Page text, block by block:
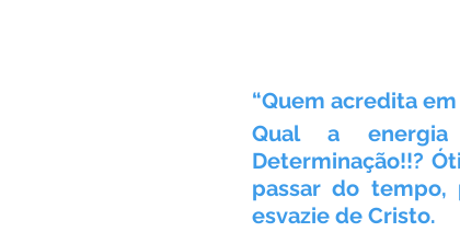
“Quem acredita em
Qual a
Determinação!!?
passar do tempo,
esvazie de Cristo.